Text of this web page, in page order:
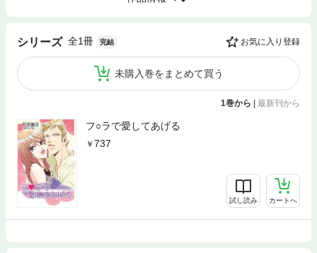
シリーズ 全1冊 完結 お気に入り登録
未購入巻をまとめて買う
1巻から 最新刊から
フ○ラで愛してあげる
737
試し読み カートへ